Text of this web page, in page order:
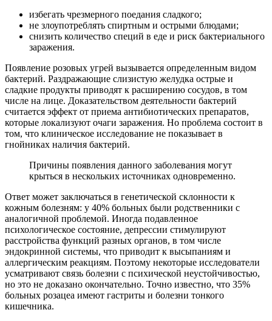
избегать чрезмерного поедания сладкого;
не злоупотреблять спиртным и острыми блюдами;
снизить количество специй в еде и риск бактериального
заражения.
Появление розовых угрей вызывается определенным видом
бактерий. Раздражающие слизистую желудка острые и
сладкие продукты приводят к расширению сосудов, в том
числе на лице. Доказательством деятельности бактерий
считается эффект от приема антибиотических препаратов,
которые локализуют очаги заражения. Но проблема состоит в
том, что клиническое исследование не показывает в
гнойниках наличия бактерий.
Причины появления данного заболевания могут
крыться в нескольких источниках одновременно.
Ответ может заключаться в генетической склонности к
кожным болезням: у 40% больных были родственники с
аналогичной проблемой. Иногда подавленное
психологическое состояние, депрессии стимулируют
расстройства функций разных органов, в том числе
эндокринной системы, что приводит к высыпаниям и
аллергическим реакциям. Поэтому некоторые исследователи
усматривают связь болезни с психической неустойчивостью,
но это не доказано окончательно. Точно известно, что 35%
больных розацеа имеют гастриты и болезни тонкого
кишечника.